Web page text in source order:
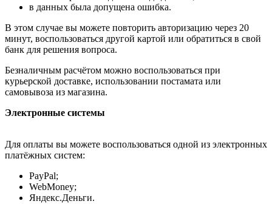
в данных была допущена ошибка.
В этом случае вы можете повторить авторизацию через 20
минут, воспользоваться другой картой или обратиться в свой
банк для решения вопроса.
Безналичным расчётом можно воспользоваться при
курьерской доставке, использовании постамата или
самовывоза из магазина.
Электронные системы
Для оплаты вы можете воспользоваться одной из электронных
платёжных систем:
PayPal;
WebMoney;
Яндекс.Деньги.